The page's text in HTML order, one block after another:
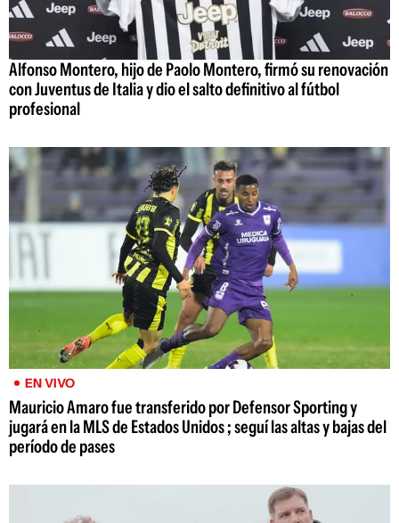
Alfonso Montero, hijo de Paolo Montero, firmó su renovación
con Juventus de Italia y dio el salto definitivo al fútbol
profesional
EN VIVO
Mauricio Amaro fue transferido por Defensor Sporting y
jugará en la MLS de Estados Unidos ; seguí las altas y bajas del
período de pases